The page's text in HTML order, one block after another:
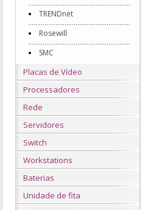
TRENDnet
Rosewill
SMC
Placas de Vídeo
Processadores
Rede
Servidores
Switch
Workstations
Baterias
Unidade de fita